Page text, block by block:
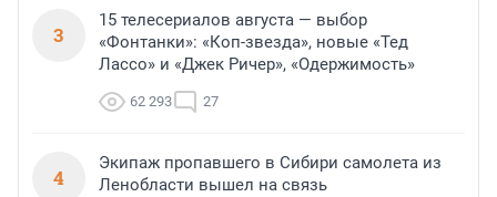
3
15 телесериалов августа — выбор
«Фонтанки»: «Коп-звезда», новые «Тед
Лассо» и «Джек Ричер», «Одержимость»
62 293 27
4
Экипаж пропавшего в Сибири самолета из
Ленобласти вышел на связь